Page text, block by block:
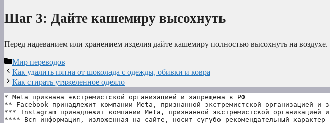
Шаг 3: Дайте кашемиру высохнуть
Перед надеванием или хранением изделия дайте кашемиру полностью высохнуть на воздухе.
Рубрики
Мир переводов
Как удалить пятна от шоколада с одежды, обивки и ковра
Как стирать утяжеленное одеяло
* Meta признана экстремистской организацией и запрещена в РФ
** Facebook принадлежит компании Meta, признанной экстремистской организацией и
*** Instagram принадлежит компании Meta, признанной экстремистской организацией
**** Вся информация, изложенная на сайте, носит сугубо рекомендательный